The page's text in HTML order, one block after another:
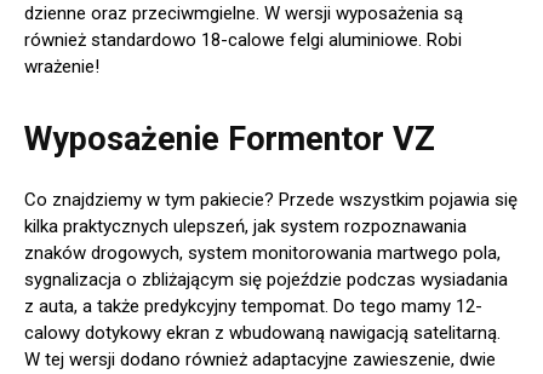
dzienne oraz przeciwmgielne. W wersji wyposażenia są
również standardowo 18-calowe felgi aluminiowe. Robi
wrażenie!
Wyposażenie Formentor VZ
Co znajdziemy w tym pakiecie? Przede wszystkim pojawia się
kilka praktycznych ulepszeń, jak system rozpoznawania
znaków drogowych, system monitorowania martwego pola,
sygnalizacja o zbliżającym się pojeździe podczas wysiadania
z auta, a także predykcyjny tempomat. Do tego mamy 12-
calowy dotykowy ekran z wbudowaną nawigacją satelitarną.
W tej wersji dodano również adaptacyjne zawieszenie, dwie